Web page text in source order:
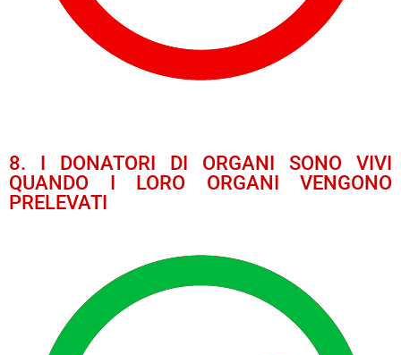
8. I DONATORI DI ORGANI SONO VIVI
QUANDO I LORO ORGANI VENGONO
PRELEVATI